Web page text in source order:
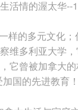
活情的渥太华
样的多元文化
维多利亚大学
它曾被加拿大
国的先进教育！